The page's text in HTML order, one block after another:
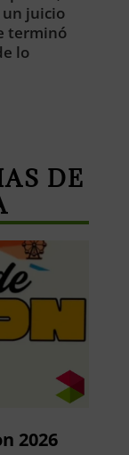
un juicio
terminó
lo
DE
2026